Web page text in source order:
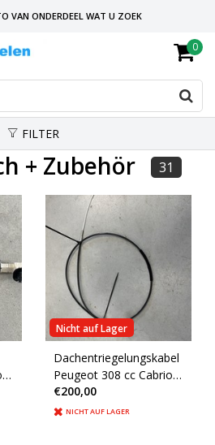
VAN ONDERDEEL WAT U ZOEK
VANDAAG VERZONDEN
PEUGEOT
0
FILTER
+ Zubehör 31
Nicht auf Lager
Dachentriegelungskabel
Peugeot 308 cc Cabrio
8484Y6
€200,00
NICHT AUF LAGER